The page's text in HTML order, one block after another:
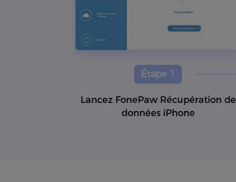
Étape 1
Lancez FonePaw Récupération de
données iPhone